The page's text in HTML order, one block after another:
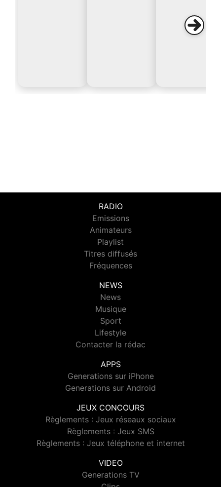
RADIO
Emissions
Animateurs
Playlist
Titres diffusés
Fréquences
NEWS
News
Musique
Sport
Lifestyle
Contacter la rédac
APPS
Generations sur iPhone
Generations sur Android
JEUX CONCOURS
Règlements : Jeux réseaux sociaux
Règlements : Jeux SMS
Règlements : Jeux téléphone et internet
VIDEO
Generations TV